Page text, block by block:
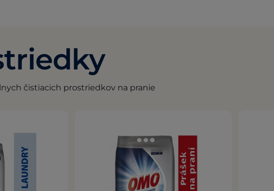
čistiacich prostriedkov na pranie